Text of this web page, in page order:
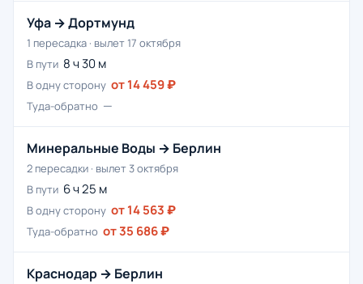
Уфа → Дортмунд
1 пересадка · вылет 17 октября
В пути 8 ч 30 м
В одну сторону от 14 459 ₽
Туда-обратно —
Минеральные Воды → Берлин
2 пересадки · вылет 3 октября
В пути 6 ч 25 м
В одну сторону от 14 563 ₽
Туда-обратно от 35 686 ₽
Краснодар → Берлин